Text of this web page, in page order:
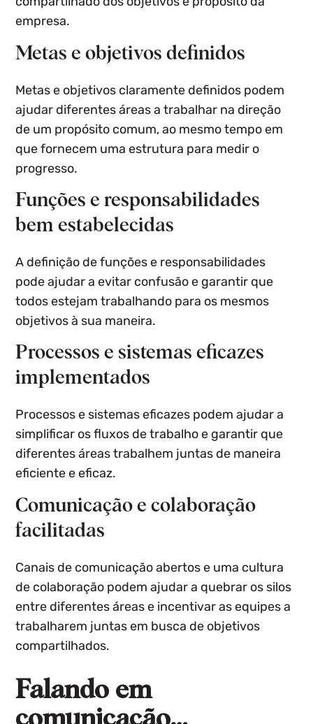
empresa.
Metas e objetivos definidos
Metas e objetivos claramente definidos podem
ajudar diferentes áreas a trabalhar na direção
de um propósito comum, ao mesmo tempo em
que fornecem uma estrutura para medir o
progresso.
Funções e responsabilidades
bem estabelecidas
A definição de funções e responsabilidades
pode ajudar a evitar confusão e garantir que
todos estejam trabalhando para os mesmos
objetivos à sua maneira.
Processos e sistemas eficazes
implementados
Processos e sistemas eficazes podem ajudar a
simplificar os fluxos de trabalho e garantir que
diferentes áreas trabalhem juntas de maneira
eficiente e eficaz.
Comunicação e colaboração
facilitadas
Canais de comunicação abertos e uma cultura
de colaboração podem ajudar a quebrar os silos
entre diferentes áreas e incentivar as equipes a
trabalharem juntas em busca de objetivos
compartilhados.
Falando em